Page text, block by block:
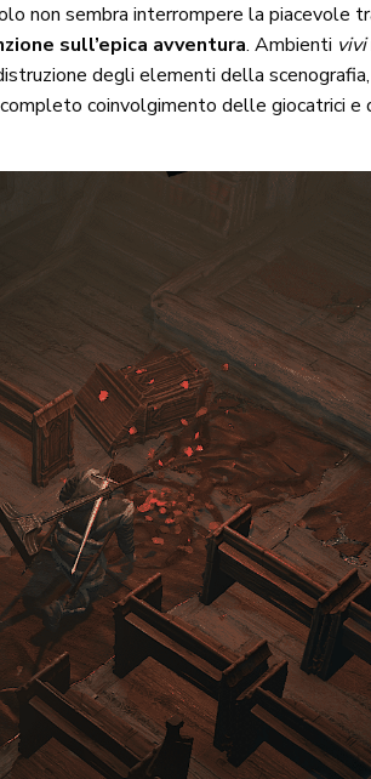
non sembra interrompere la piacevole
sull’epica avventura. Ambienti vivi
degli elementi della
coinvolgimento delle giocatrici e